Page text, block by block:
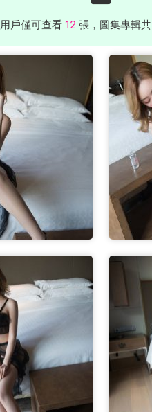
用戶僅可查看 12 張，圖集專輯共